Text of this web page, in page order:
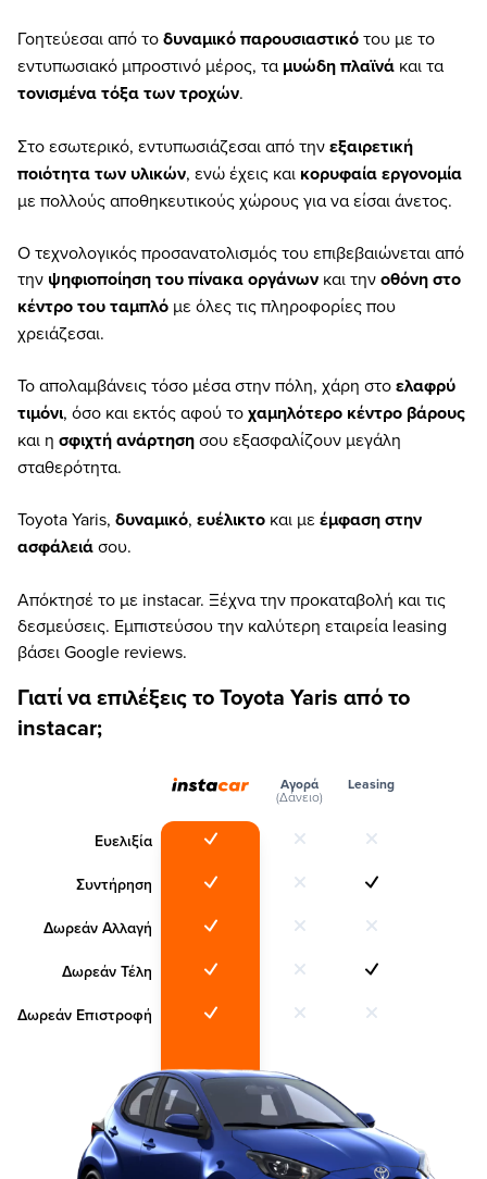
Γοητεύεσαι από τοδυναμικό παρουσιαστικότου με το
εντυπωσιακό μπροστινό μέρος, τα μυώδη πλαϊνά και τα
τονισμένα τόξα των τροχών.
Στο εσωτερικό, εντυπωσιάζεσαι από τηνεξαιρετική
ποιότητα των υλικών, ενώ έχεις και κορυφαία εργονομία
με πολλούς αποθηκευτικούς χώρους για να είσαι άνετος.
Ο τεχνολογικός προσανατολισμός του επιβεβαιώνεται από
την ψηφιοποίηση του πίνακα οργάνων και τηνοθόνη στο
κέντρο του ταμπλό με όλες τις πληροφορίες που
χρειάζεσαι.
Το απολαμβάνεις τόσο μέσα στην πόλη, χάρη στοελαφρύ
τιμόνι, όσο και εκτός αφού τοχαμηλότερο κέντρο βάρους
και η σφιχτή ανάρτησησου εξασφαλίζουν μεγάλη
σταθερότητα.
Toyota Yaris, δυναμικό, ευέλικτο και με έμφαση στην
ασφάλειάσου.
Απόκτησέ το με instacar. Ξέχνα την προκαταβολή και τις
δεσμεύσεις. Εμπιστεύσου την καλύτερη εταιρεία leasing
βάσει Google reviews.
Γιατί να επιλέξεις το Toyota Yaris από το
instacar;
Ευελιξία
Συντήρηση
Δωρεάν Αλλαγή
Δωρεάν Τέλη
Δωρεάν Επιστροφή
Αγορά
(Δάνειο)
Leasing